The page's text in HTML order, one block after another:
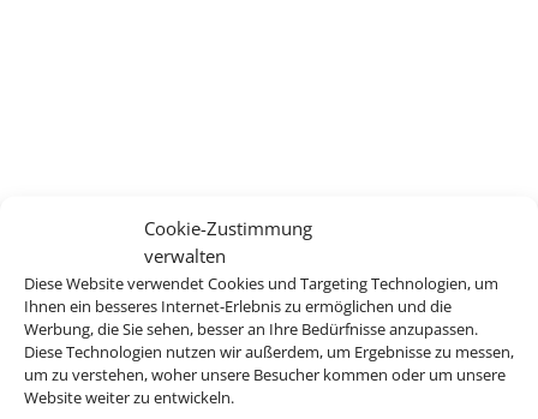
Cookie-Zustimmung
verwalten
Diese Website verwendet Cookies und Targeting Technologien, um
Ihnen ein besseres Internet-Erlebnis zu ermöglichen und die
Werbung, die Sie sehen, besser an Ihre Bedürfnisse anzupassen.
Diese Technologien nutzen wir außerdem, um Ergebnisse zu messen,
um zu verstehen, woher unsere Besucher kommen oder um unsere
Website weiter zu entwickeln.